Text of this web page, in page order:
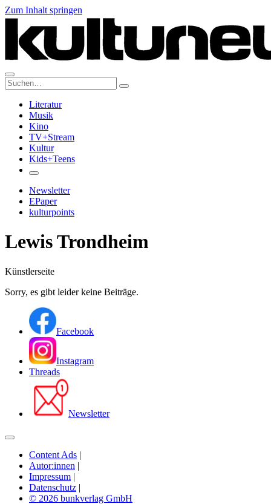
Zum Inhalt springen
Suche:
Literatur
Musik
Kino
TV+Stream
Kultur
Kids+Teens
Newsletter
EPaper
kulturpoints
Lewis Trondheim
Künstlerseite
Sorry, es gibt leider keine Beiträge.
Facebook
Instagram
Threads
Newsletter
Content Ads |
Autor:innen |
Impressum |
Datenschutz |
© 2026 bunkverlag GmbH